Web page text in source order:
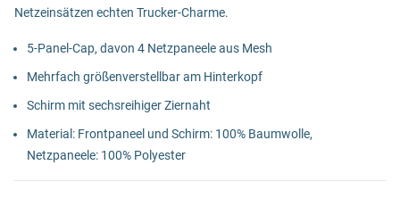
Netzeinsätzen echten Trucker-Charme.
5-Panel-Cap, davon 4 Netzpaneele aus Mesh
Mehrfach größenverstellbar am Hinterkopf
Schirm mit sechsreihiger Ziernaht
Material: Frontpaneel und Schirm: 100% Baumwolle,
Netzpaneele: 100% Polyester